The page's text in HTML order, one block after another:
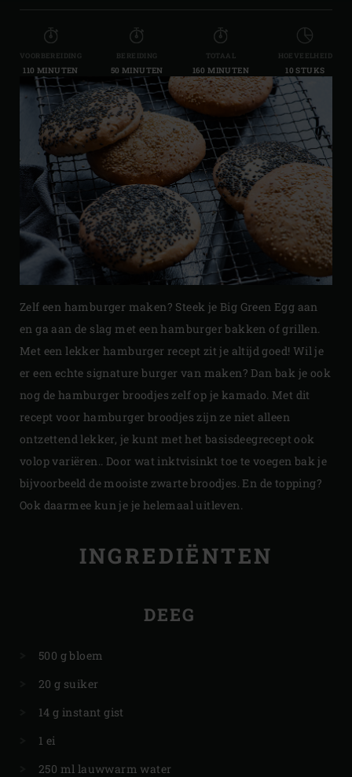
VOORBEREIDING
110 MINUTEN
BEREIDING
50 MINUTEN
TOTAAL
160 MINUTEN
HOEVEELHEID
10 STUKS
Zelf een hamburger maken? Steek je Big Green Egg aan
en ga aan de slag met een hamburger bakken of grillen.
Met een lekker hamburger recept zit je altijd goed! Wil je
er een echte signature burger van maken? Dan bak je ook
nog de hamburger broodjes zelf op je kamado. Met dit
recept voor hamburger broodjes zijn ze niet alleen
ontzettend lekker, je kunt met het basisdeegrecept ook
volop variëren.. Door wat inktvisinkt toe te voegen bak je
bijvoorbeeld de mooiste zwarte broodjes. En de topping?
Ook daarmee kun je je helemaal uitleven.
INGREDIËNTEN
DEEG
500 g bloem
20 g suiker
14 g instant gist
1 ei
250 ml lauwwarm water